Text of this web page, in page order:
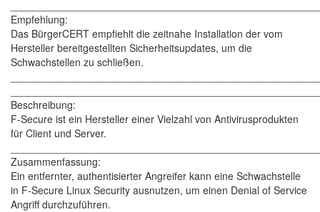
Empfehlung:
Das BürgerCERT empfiehlt die zeitnahe Installation der vom
Hersteller bereitgestellten Sicherheitsupdates, um die
Schwachstellen zu schließen.
Beschreibung:
F-Secure ist ein Hersteller einer Vielzahl von Antivirusprodukten
für Client und Server.
Zusammenfassung:
Ein entfernter, authentisierter Angreifer kann eine Schwachstelle
in F-Secure Linux Security ausnutzen, um einen Denial of Service
Angriff durchzuführen.